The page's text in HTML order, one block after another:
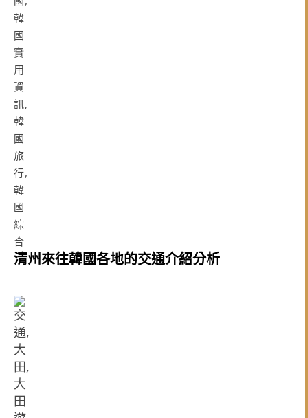
清州來往韓國各地的交通介紹分析